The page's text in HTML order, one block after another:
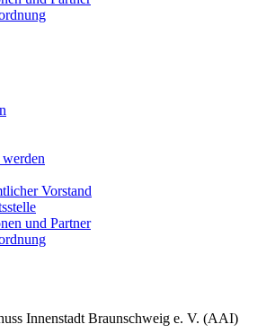
Vorstand
und Partner
Innenstadt Braunschweig e. V. (AAI)